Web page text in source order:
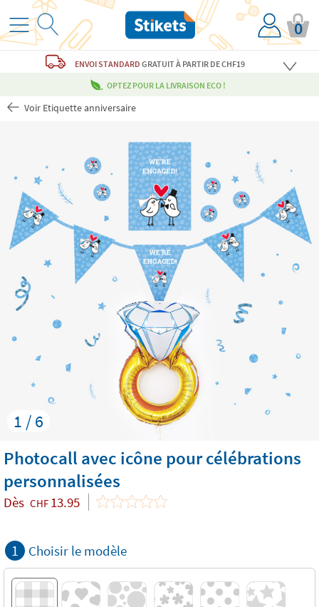
0
ENVOI STANDARD GRATUITÀ PARTIR DE CHF19
OPTEZ POUR LA LIVRAISON ECO !
Voir Etiquette anniversaire
1 / 6
Photocall avec icône pour célébrations
personnalisées
Dès CHF 13.95
1 Choisir le modèle